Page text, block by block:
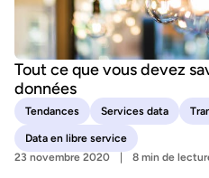
Tout ce que vous devez
données
Tendances Services data
Data en libre service
23 novembre 2020
8 min de